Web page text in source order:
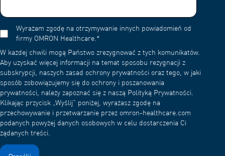
Wyrażam zgodę na otrzymywanie innych powiadomień od
firmy OMRON Healthcare.*
W każdej chwili mogą Państwo zrezygnować z tych komunikatów.
Aby uzyskać więcej informacji na temat sposobu rezygnacji z
subskrypcji, naszych zasad ochrony prywatności oraz tego, w jaki
sposób zobowiązujemy się do ochrony i poszanowania
prywatności, należy zapoznać się z naszą Polityką Prywatności.
Klikając przycisk „Wyślij” poniżej, wyrażasz zgodę na
przechowywanie i przetwarzanie przez omron-healthcare.com
podanych powyżej danych osobowych w celu dostarczenia Ci
żądanych treści.